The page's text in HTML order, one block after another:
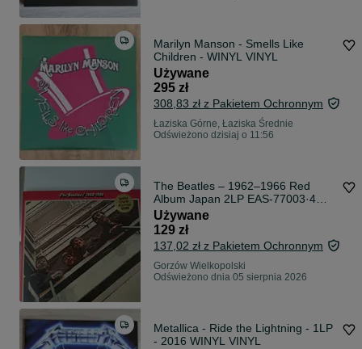
Marilyn Manson - Smells Like
Children - WINYL VINYL
Używane
295 zł
308,83 zł z Pakietem Ochronnym
Łaziska Górne, Łaziska Średnie
Odświeżono dzisiaj o 11:56
The Beatles – 1962–1966 Red
Album Japan 2LP EAS-77003·4
1976 komplet
Używane
129 zł
137,02 zł z Pakietem Ochronnym
Gorzów Wielkopolski
Odświeżono dnia 05 sierpnia 2026
Metallica - Ride the Lightning - 1LP
- 2016 WINYL VINYL